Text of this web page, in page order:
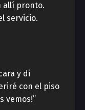
allí pronto.
servicio.
y di
con el piso
vemos!”